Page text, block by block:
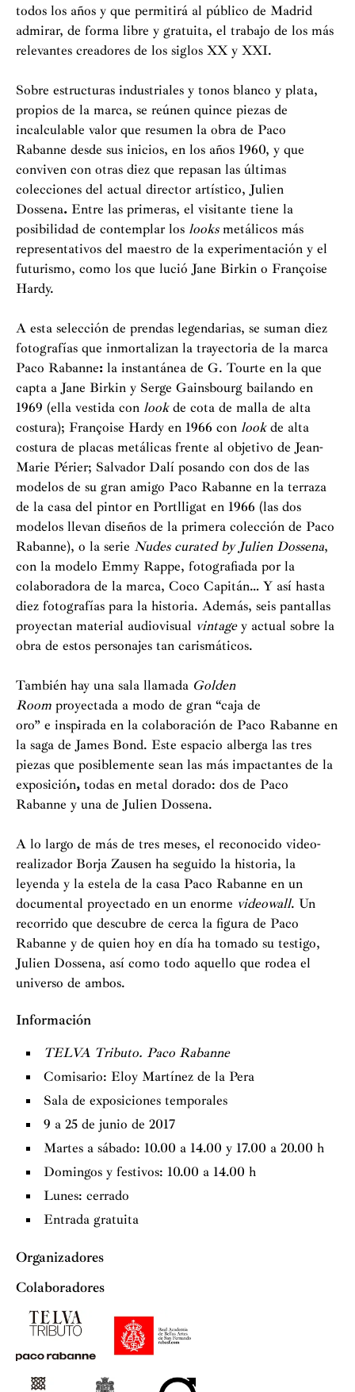
todos los años y que permitirá al público de Madrid
admirar, de forma libre y gratuita, el trabajo de los más
relevantes creadores de los siglos XX y XXI.
Sobre estructuras industriales y tonos blanco y plata,
propios de la marca, se reúnen quince piezas de
incalculable valor que resumen la obra de Paco
Rabanne desde sus inicios, en los años 1960, y que
conviven con otras diez que repasan las últimas
colecciones del actual director artístico, Julien
Dossena. Entre las primeras, el visitante tiene la
posibilidad de contemplar los looksmetálicos más
representativos del maestro de la experimentación y el
futurismo, como los que lució Jane Birkin o Françoise
Hardy.
A esta selección de prendas legendarias, se suman diez
fotografías que inmortalizan la trayectoria de la marca
Paco Rabanne: la instantánea de G. Tourte en la que
capta a Jane Birkin y Serge Gainsbourg bailando en
1969 (ella vestida con lookde cota de malla de alta
costura); Françoise Hardy en 1966 con lookde alta
costura de placas metálicas frente al objetivo de Jean-
Marie Périer; Salvador Dalí posando con dos de las
modelos de su gran amigo Paco Rabanne en la terraza
de la casa del pintor en Portlligat en 1966 (las dos
modelos llevan diseños de la primera colección de Paco
Rabanne), o la serie Nudes curated by Julien Dossena,
con la modelo Emmy Rappe, fotografiada por la
colaboradora de la marca, Coco Capitán… Y así hasta
diez fotografías para la historia. Además, seis pantallas
proyectan material audiovisual vintagey actual sobre la
obra de estos personajes tan carismáticos.
También hay una sala llamada Golden
Room proyectada a modo de gran “caja de
oro” e inspirada en la colaboración de Paco Rabanne en
la saga de James Bond. Este espacio alberga las tres
piezas que posiblemente sean las más impactantes de la
exposición, todas en metal dorado: dos de Paco
Rabanne y una de Julien Dossena.
A lo largo de más de tres meses, el reconocido video-
realizador Borja Zausen ha seguido la historia, la
leyenda y la estela de la casa Paco Rabanne en un
documental proyectado en un enorme videowall. Un
recorrido que descubre de cerca la figura de Paco
Rabanne y de quien hoy en día ha tomado su testigo,
Julien Dossena, así como todo aquello que rodea el
universo de ambos.
Información
TELVA Tributo. Paco Rabanne
Comisario: Eloy Martínez de la Pera
Sala de exposiciones temporales
9 a 25 de junio de 2017
Martes a sábado: 10.00 a 14.00 y 17.00 a 20.00 h
Domingos y festivos: 10.00 a 14.00 h
Lunes: cerrado
Entrada gratuita
Organizadores
Colaboradores